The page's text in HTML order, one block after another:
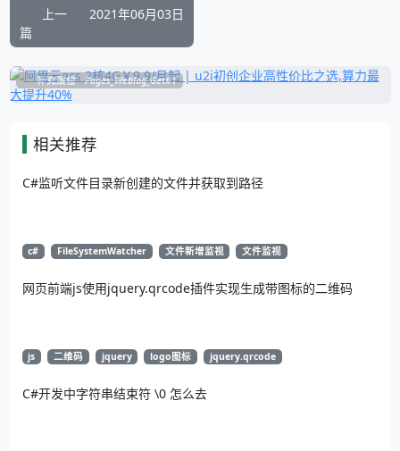
上一
篇
2021年06月03日
补充展位 Pages_Weblog_Get#1
相关推荐
C#监听文件目录新创建的文件并获取到路径
c# FileSystemWatcher 文件新增监视 文件监视
网页前端js使用jquery.qrcode插件实现生成带图标的二维码
js 二维码 jquery logo图标 jquery.qrcode
C#开发中字符串结束符 \0 怎么去